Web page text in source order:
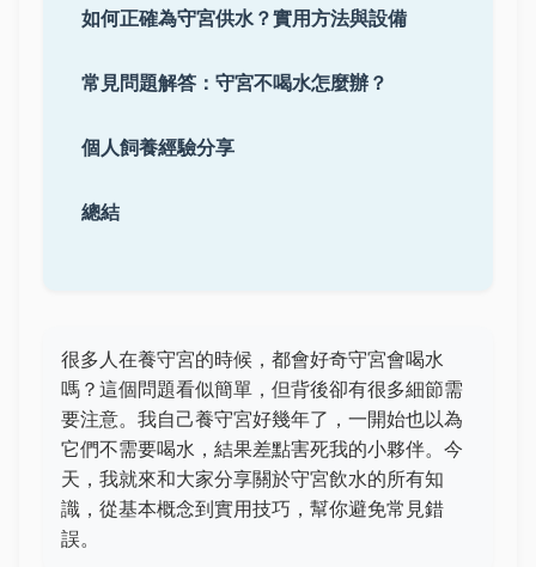
如何正確為守宮供水？實用方法與設備
常見問題解答：守宮不喝水怎麼辦？
個人飼養經驗分享
總結
很多人在養守宮的時候，都會好奇守宮會喝水
嗎？這個問題看似簡單，但背後卻有很多細節需
要注意。我自己養守宮好幾年了，一開始也以為
它們不需要喝水，結果差點害死我的小夥伴。今
天，我就來和大家分享關於守宮飲水的所有知
識，從基本概念到實用技巧，幫你避免常見錯
誤。